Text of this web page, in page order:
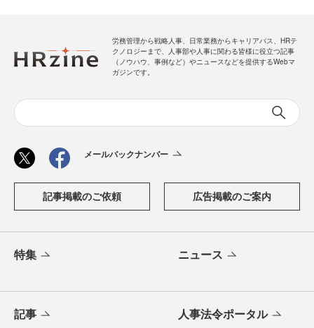
労務管理から戦略人事、日常業務からキャリアパス、HRテ
クノロジーまで、人事部や人事に関わる皆様に役立つ記事
（ノウハウ、事例など）やニュースなどを提供するWebマ
ガジンです。
メールバックナンバー
記事掲載のご依頼 広告掲載のご案内
特集 ニュース
記事 人事法令ポータル